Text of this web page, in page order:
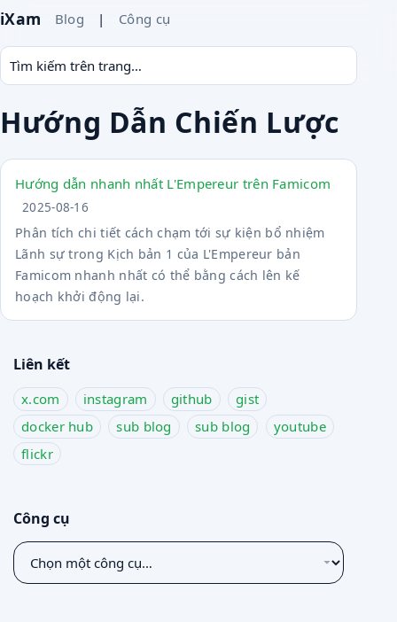
iXam Blog | Công cụ
Liên kết
x.com instagram github
gist
docker hub
sub blog sub blog
youtube
flickr
Công cụ
Chọn
một
Hướng Dẫn Chiến Lược
Hướng dẫn nhanh nhất L'Empereur trên Famicom
2025-08-16
Phân tích chi tiết cách chạm tới sự kiện bổ nhiệm
Lãnh sự trong Kịch bản 1 của L'Empereur bản
Famicom nhanh nhất có thể bằng cách lên kế
hoạch khởi động lại.